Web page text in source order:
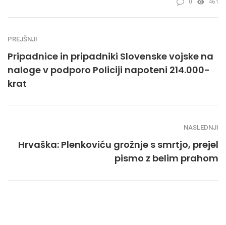
0 461
PREJŠNJI
Pripadnice in pripadniki Slovenske vojske na
naloge v podporo Policiji napoteni 214.000-
krat
NASLEDNJI
Hrvaška: Plenkoviću grožnje s smrtjo, prejel
pismo z belim prahom